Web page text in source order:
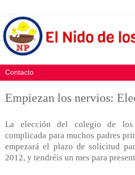
Empiezan los nervios:
La elección del colegio de
complicada para muchos padres
empezará el plazo de solicitud
2012, y tendréis un mes para